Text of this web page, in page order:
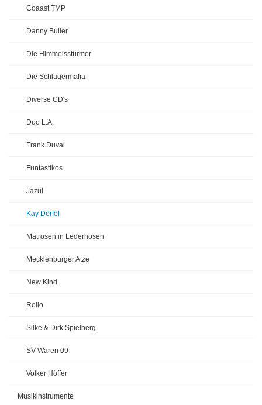
Coaast TMP
Danny Buller
Die Himmelsstürmer
Die Schlagermafia
Diverse CD's
Duo L.A.
Frank Duval
Funtastikos
Jazul
Kay Dörfel
Matrosen in Lederhosen
Mecklenburger Atze
New Kind
Rollo
Silke & Dirk Spielberg
SV Waren 09
Volker Höffer
Musikinstrumente